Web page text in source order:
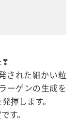
❣
された細かい粒
ーゲンの生成を
揮します。
す。